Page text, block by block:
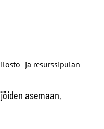
ja resurssipulan
asemaan,